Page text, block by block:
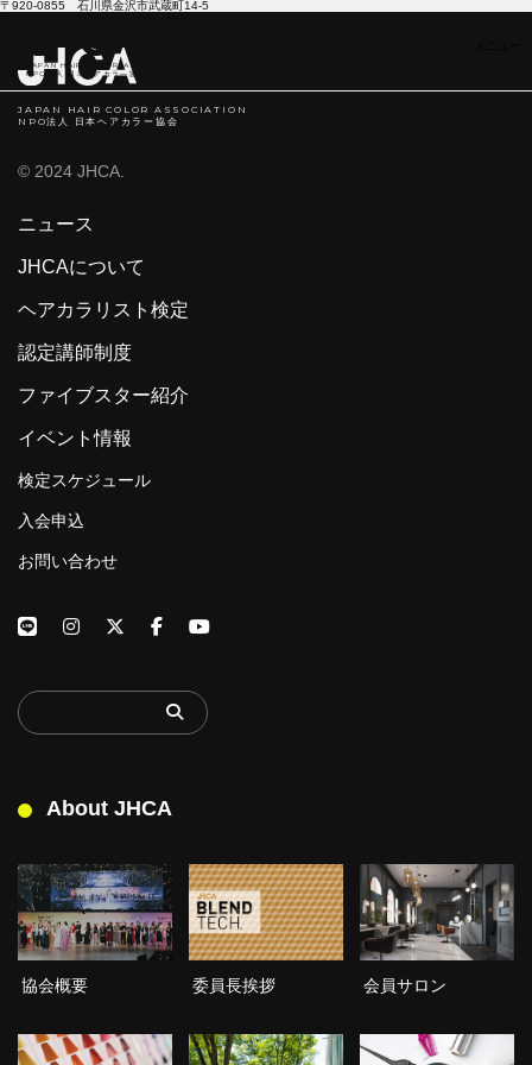
JAPAN HAIR COLOR ASSOCIATION
NPO法人 日本ヘアカラ―協会
〒920-0855 石川県金沢市武蔵町14-5
JAPAN HAIR COLOR ASSOCIATION
NPO法人 日本ヘアカラー協会
© 2024 JHCA.
ニュース
JHCAについて
ヘアカラリスト検定
認定講師制度
ファイブスター紹介
イベント情報
検定スケジュール
入会申込
お問い合わせ
About JHCA
協会概要 委員長挨拶 会員サロン